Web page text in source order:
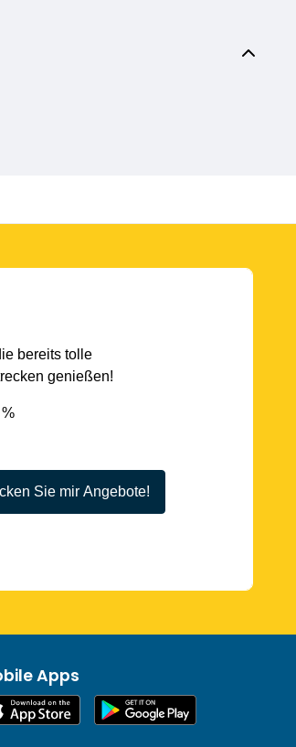
bereits tolle
genießen!
Sie mir Angebote!
Apps